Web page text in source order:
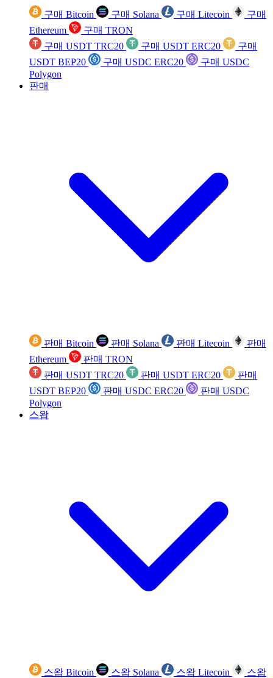
구매 Bitcoin 구매 Solana 구매 Litecoin
구매
Ethereum
구매 TRON
구매 USDT TRC20
구매 USDT ERC20
구매
USDT BEP20
구매 USDC ERC20
구매 USDC
Polygon
판매
판매 Bitcoin 판매 Solana 판매 Litecoin
판매
Ethereum
판매 TRON
판매 USDT TRC20
판매 USDT ERC20
판매
USDT BEP20
판매 USDC ERC20
판매 USDC
Polygon
스왑
스왑 Bitcoin 스왑 Solana 스왑 Litecoin
스왑